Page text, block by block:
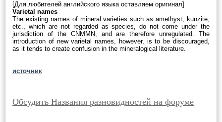
[Для любителей английского языка оставляем оригинал]
Varietal names
The existing names of mineral varieties such as amethyst, kunzite,
etc., which are not regarded as species, do not come under the
jurisdiction of the CNMMN, and are therefore unregulated. The
introduction of new varietal names, however, is to be discouraged,
as it tends to create confusion in the mineralogical literature.
источник
Обсудить Названия разновидностей на форуме